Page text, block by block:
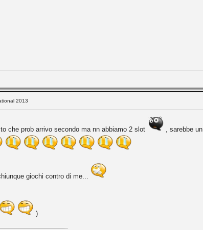
2013
che prob arrivo secondo ma nn abbiamo 2 slot , sarebbe
giochi contro di me...
)